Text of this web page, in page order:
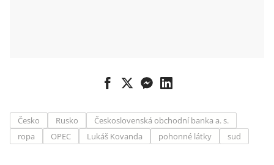
Česko Rusko
Československá obchodní banka a. s.
ropa
OPEC Lukáš Kovanda pohonné látky sud